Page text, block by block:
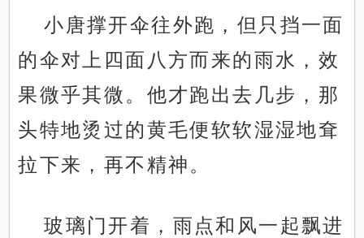
小唐撑开伞往外跑，但只挡一面
的伞对上四面八方而来的雨水，效
果微乎其微。他才跑出去几步，那
头特地烫过的黄毛便软软湿湿地耷
拉下来，再不精神。
玻璃门开着，雨点和风一起飘进